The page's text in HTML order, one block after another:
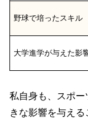
野球で培ったスキル
大学進学が与えた影
私自身も、スポ
きな影響を与える